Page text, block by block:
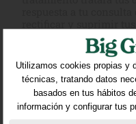
derechos consultando
detallada sobre
de Privacidad
He leído y acepto
laPolítica de
Utilizamos cookies propias y
técnicas, tratando datos
basados en tus hábitos
información y configurar tus